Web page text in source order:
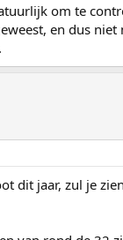
om te
en dus niet
dit jaar, zul je